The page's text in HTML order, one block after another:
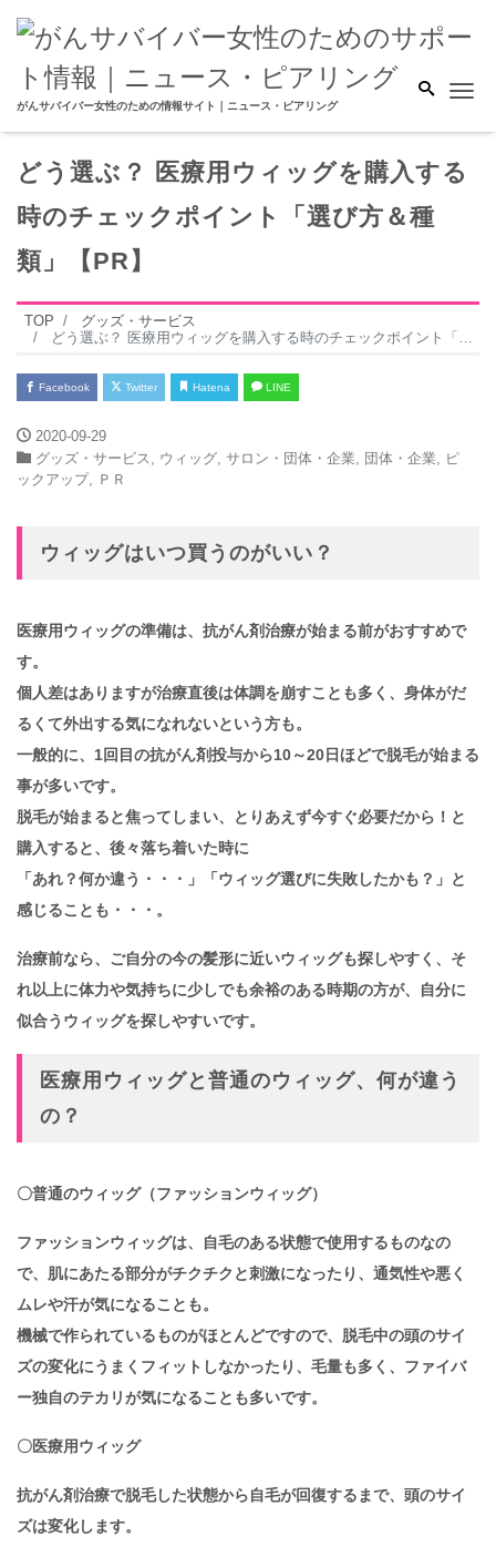
がんサバイバー女性のための情報サイト｜ニュース・ピアリング
どう選ぶ？ 医療用ウィッグを購入する
時のチェックポイント「選び方＆種
類」【PR】
TOP
グッズ・サービス
どう選ぶ？ 医療用ウィッグを購入する時のチェックポイント「選び方＆種類」【PR】
Facebook Twitter Hatena LINE
2020-09-29
グッズ・サービス , ウィッグ, サロン・団体・企業, 団体・企業, ピ
ックアップ, ＰＲ
ウィッグはいつ買うのがいい？
医療用ウィッグの準備は、抗がん剤治療が始まる前がおすすめで
す。
個人差はありますが治療直後は体調を崩すことも多く、身体がだ
るくて外出する気になれないという方も。
一般的に、1回目の抗がん剤投与から10～20日ほどで脱毛が始まる
事が多いです。
脱毛が始まると焦ってしまい、とりあえず今すぐ必要だから！と
購入すると、後々落ち着いた時に
「あれ？何か違う・・・」「ウィッグ選びに失敗したかも？」と
感じることも・・・。
治療前なら、ご自分の今の髪形に近いウィッグも探しやすく、 そ
れ以上に体力や気持ちに少しでも余裕のある時期の方が、自分に
似合うウィッグを探しやすいです。
医療用ウィッグと普通のウィッグ、何が違う
の？
〇普通のウィッグ（ファッションウィッグ）
ファッションウィッグは、自毛のある状態で使用するものなの
で、 肌にあたる部分がチクチクと刺激になったり、通気性や悪く
ムレや汗が気になることも。
機械で作られているものがほとんどですので、脱毛中の頭のサイ
ズの変化にうまくフィットしなかったり、 毛量も多く、ファイバ
ー独自のテカリが気になることも多いです。
〇医療用ウィッグ
抗がん剤治療で脱毛した状態から自毛が回復するまで、頭のサイ
ズは変化します。